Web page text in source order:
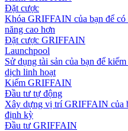
Đặt cược
Khóa GRIFFAIN của bạn để
năng cao hơn
Đặt cược GRIFFAIN
Launchpool
Sử dụng tài sản của bạn để
dịch linh hoạt
Kiếm GRIFFAIN
Đầu tư tự động
Xây dựng vị trí GRIFFAIN của
định kỳ
Đầu tư GRIFFAIN